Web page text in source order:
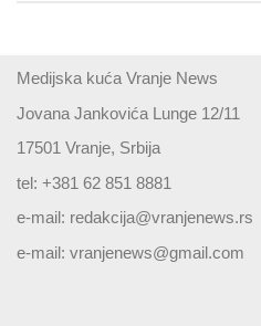
Medijska kuća Vranje News
Jovana Jankovića Lunge 12/11
17501 Vranje, Srbija
tel: +381 62 851 8881
e-mail: redakcija@vranjenews.rs
e-mail: vranjenews@gmail.com